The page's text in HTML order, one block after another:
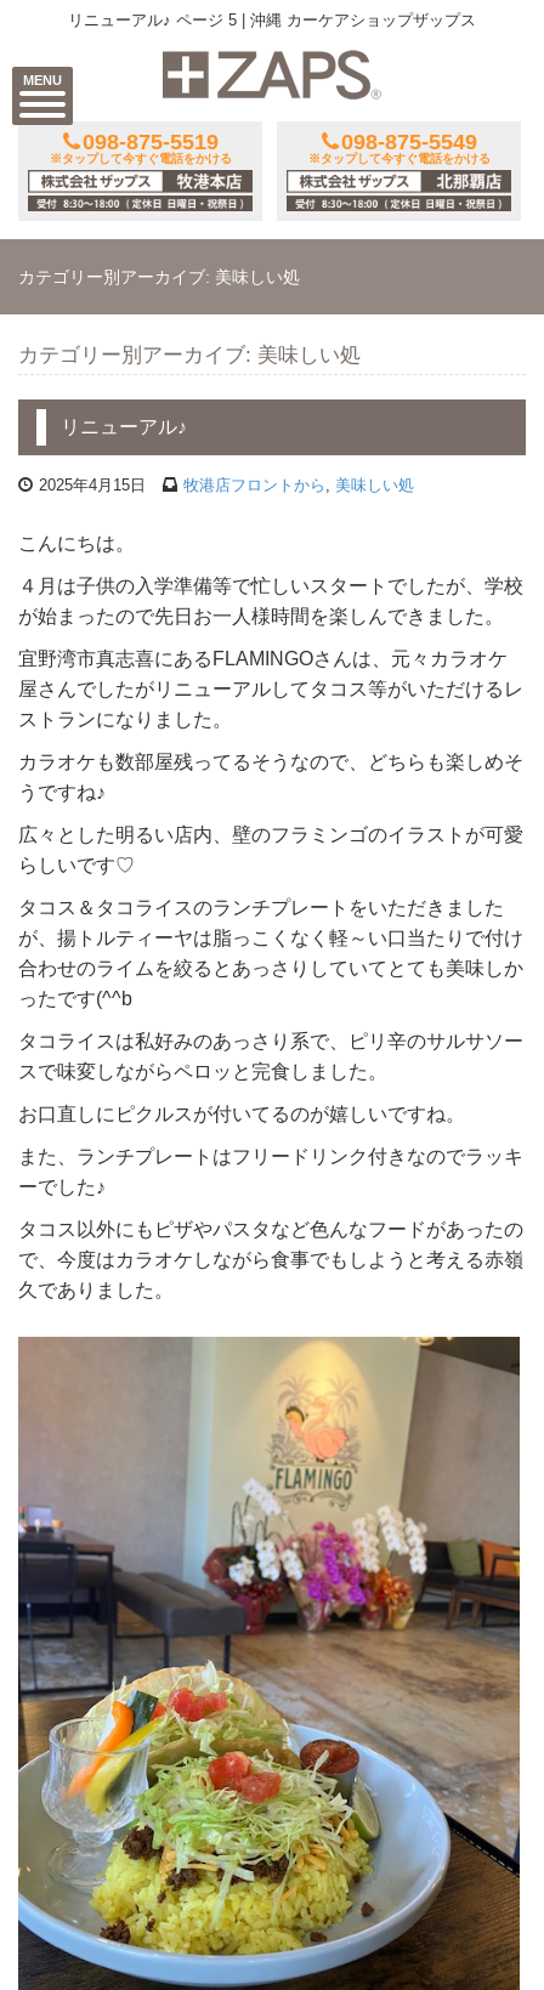
MENU
リニューアル♪ ページ 5 | 沖縄 カーケアショップザップス
098-875-5519
※タップして今すぐ電話をかける
098-875-5549
※タップして今すぐ電話をかける
カテゴリー別アーカイブ: 美味しい処
カテゴリー別アーカイブ: 美味しい処
リニューアル♪
2025年4月15日 牧港店フロントから 美味しい処
こんにちは。
４月は子供の入学準備等で忙しいスタートでしたが、学校
が始まったので先日お一人様時間を楽しんできました。
宜野湾市真志喜にあるFLAMINGOさんは、元々カラオケ
屋さんでしたがリニューアルしてタコス等がいただけるレ
ストランになりました。
カラオケも数部屋残ってるそうなので、どちらも楽しめそ
うですね♪
広々とした明るい店内、壁のフラミンゴのイラストが可愛
らしいです♡
タコス＆タコライスのランチプレートをいただきました
が、揚トルティーヤは脂っこくなく軽～い口当たりで付け
合わせのライムを絞るとあっさりしていてとても美味しか
ったです(^^b
タコライスは私好みのあっさり系で、ピリ辛のサルサソー
スで味変しながらペロッと完食しました。
お口直しにピクルスが付いてるのが嬉しいですね。
また、ランチプレートはフリードリンク付きなのでラッキ
ーでした♪
タコス以外にもピザやパスタなど色んなフードがあったの
で、今度はカラオケしながら食事でもしようと考える赤嶺
久でありました。